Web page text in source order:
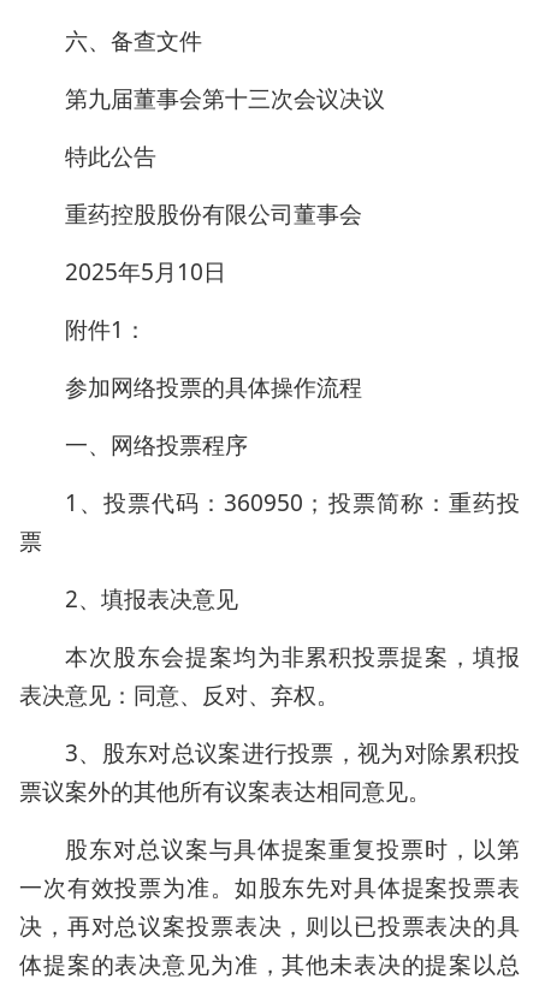
六、备查文件
第九届董事会第十三次会议决议
特此公告
重药控股股份有限公司董事会
2025年5月10日
附件1：
参加网络投票的具体操作流程
一、网络投票程序
1、投票代码：360950；投票简称：重药投
票
2、填报表决意见
本次股东会提案均为非累积投票提案，填报
表决意见：同意、反对、弃权。
3、股东对总议案进行投票，视为对除累积投
票议案外的其他所有议案表达相同意见。
股东对总议案与具体提案重复投票时，以第
一次有效投票为准。如股东先对具体提案投票表
决，再对总议案投票表决，则以已投票表决的具
体提案的表决意见为准，其他未表决的提案以总